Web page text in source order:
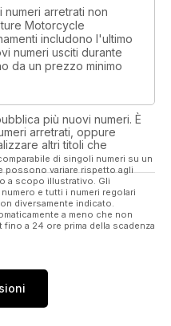
ADV Routes? Why?
Ride
Mathew Sturtevant
numeri arretrati non
Motorcycle
includono l'ultimo
numeri usciti durante
da un prezzo minimo
più nuovi numeri. È
arretrati, oppure
altri titoli che
di singoli numeri su un
possono variare rispetto agli
a scopo illustrativo. Gli
e tutti i numeri regolari
diversamente indicato.
a meno che non
a 24 ore prima della scadenza